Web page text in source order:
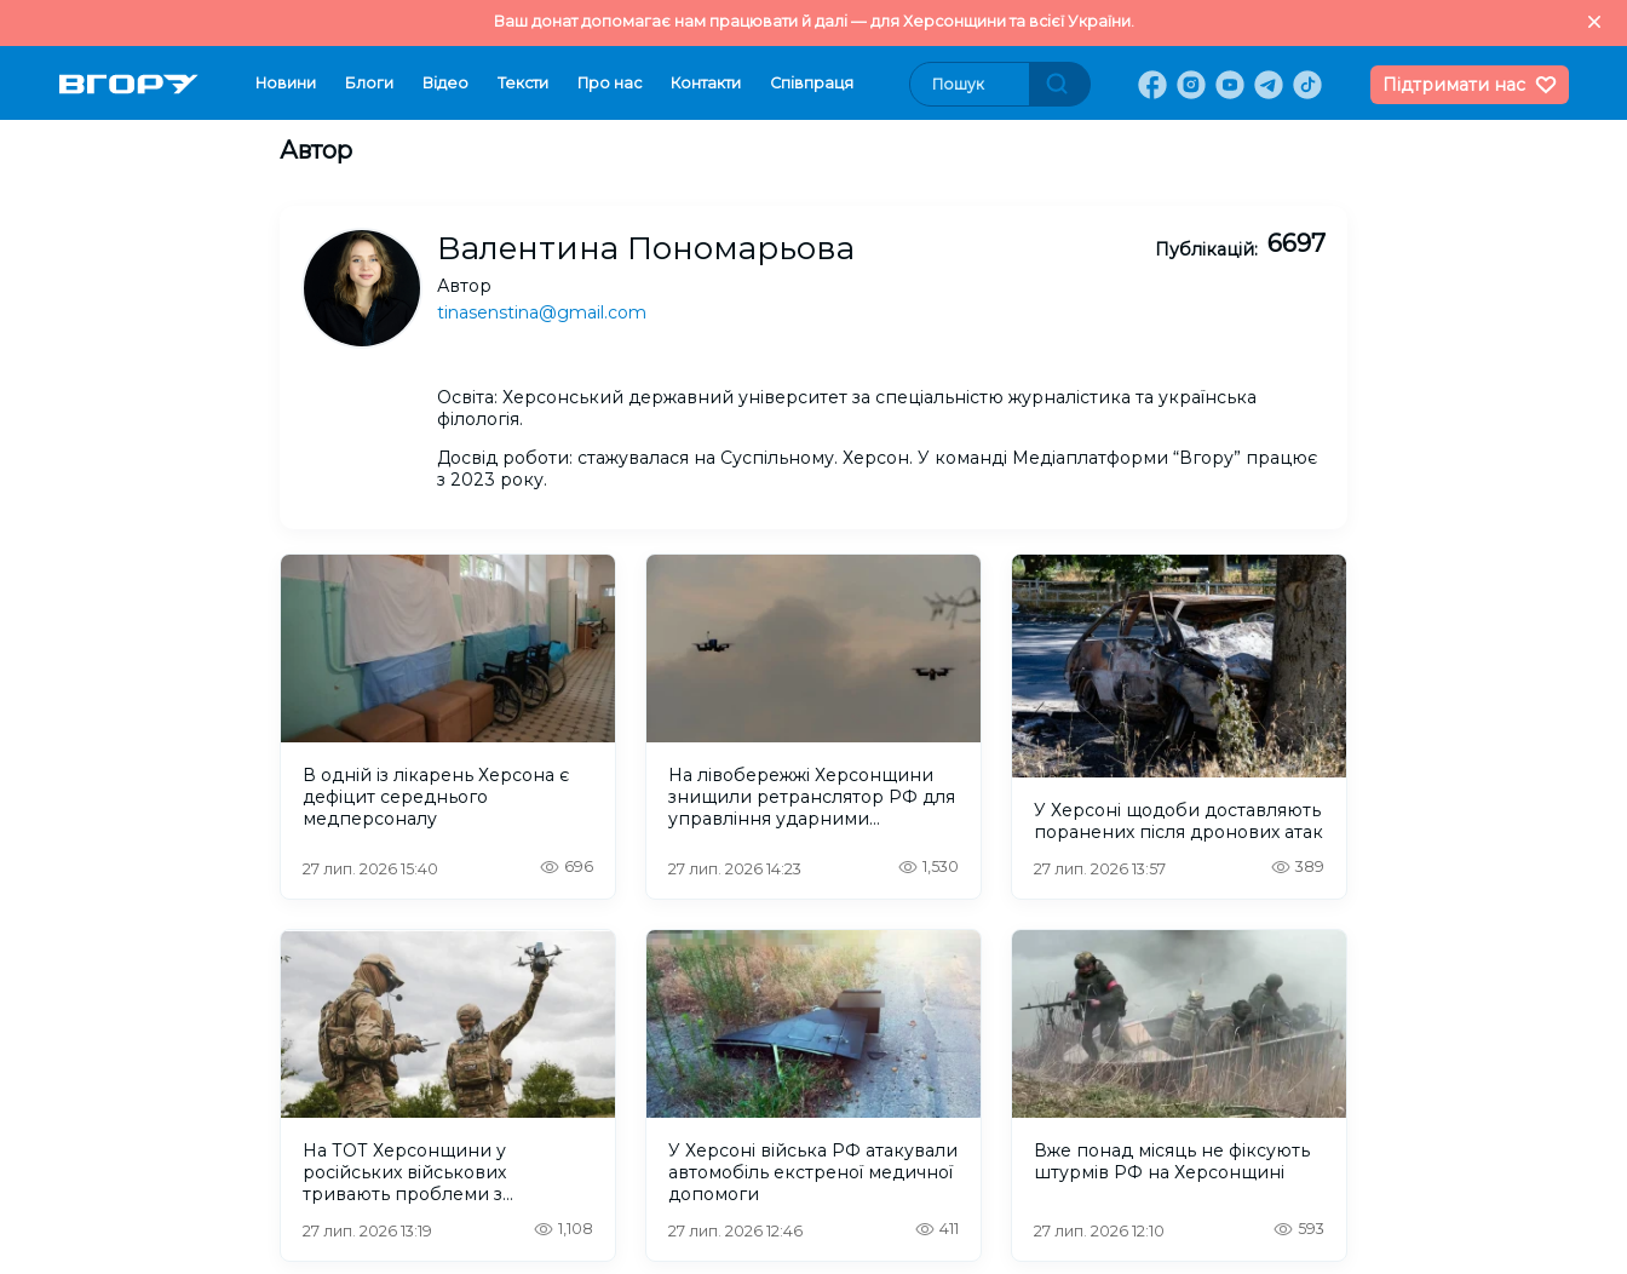
Ваш донат допомагає нам працювати й далі — для Херсонщини та всієї України.
Новини Блоги Відео Тексти Про нас Контакти Cпівпраця Підтримати нас
Автор
Валентина Пономарьова
Автор
tinasenstina@gmail.com
Публікацій: 6697
Освіта: Херсонський державний університет за спеціальністю журналістика та українська
філологія.
Досвід роботи: cтажувалася на Суспільному. Херсон. У команді Медіаплатформи “Вгору” працює
з 2023 року.
В одній із лікарень Херсона є
дефіцит середнього
медперсоналу
27 лип. 2026 15:40 696
На лівобережжі Херсонщини
знищили ретранслятор РФ для
управління ударними
27 лип. 2026 14:23 1,530
У Херсоні щодоби доставляють
поранених після дронових атак
27 лип. 2026 13:57 389
На ТОТ Херсонщини у
російських військових
тривають проблеми з
27 лип. 2026 13:19 1,108
У Херсоні війська РФ атакували
автомобіль екстреної медичної
допомоги
27 лип. 2026 12:46 411
Вже понад місяць не фіксують
штурмів РФ на Херсонщині
27 лип. 2026 12:10 593